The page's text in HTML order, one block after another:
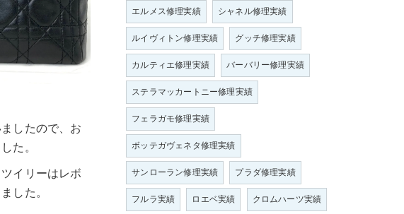
したので、お
た。
イリーはレボ
した。
エルメス修理実績
シャネル修理実績
ルイヴィトン修理実績
グッチ修理実績
カルティエ修理実績
バーバリー修理実績
ステラマッカートニー修理実績
フェラガモ修理実績
ボッテガヴェネタ修理実績
サンローラン修理実績
プラダ修理実績
フルラ実績
ロエベ実績 クロムハーツ実績